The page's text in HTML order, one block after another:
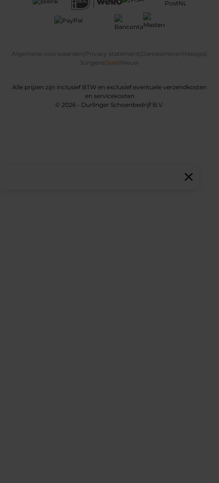
Algemene voorwaarden Privacy statement Dames Heren Meisjes
Jongens Sale Nieuw
Alle prijzen zijn inclusief BTW en exclusief eventuele verzendkosten
en servicekosten
© 2026 - Durlinger Schoenbedrijf B.V.